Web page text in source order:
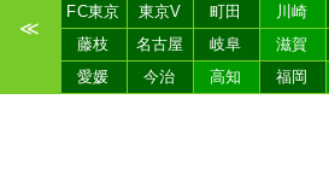
≪
FC東京
東京V 町田 川崎
藤枝
名古屋 岐阜 滋賀
愛媛
今治 高知 福岡